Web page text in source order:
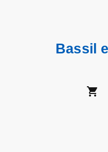
Bassil